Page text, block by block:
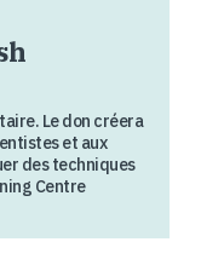
Le don créera
et aux
des techniques
Centre